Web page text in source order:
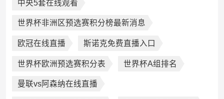
中央5套在线观看
世界杯非洲区预选赛积分榜最新消息
欧冠在线直播 斯诺克免费直播入口
世界杯欧洲预选赛积分表 世界杯A组排名
曼联vs阿森纳在线直播